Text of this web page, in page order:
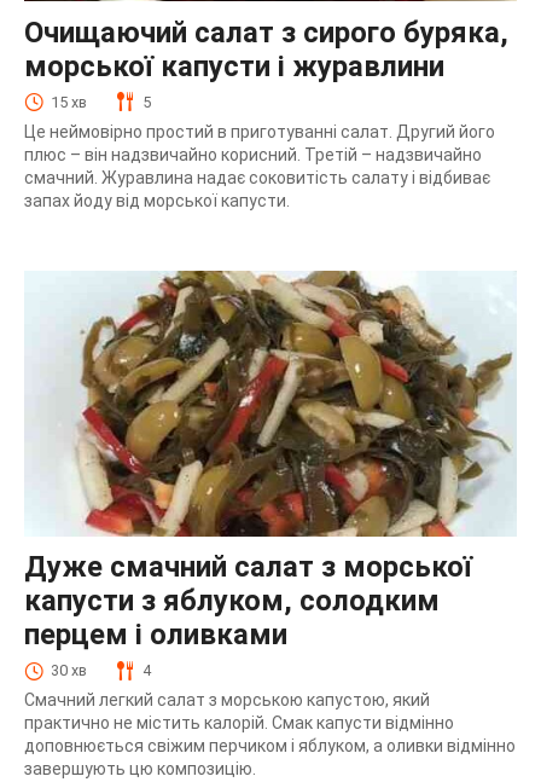
Очищаючий салат з сирого буряка,
морської капусти і журавлини
15 хв 5
Це неймовірно простий в приготуванні салат. Другий його
плюс – він надзвичайно корисний. Третій – надзвичайно
смачний. Журавлина надає соковитість салату і відбиває
запах йоду від морської капусти.
Дуже смачний салат з морської
капусти з яблуком, солодким
перцем і оливками
30 хв 4
Смачний легкий салат з морською капустою, який
практично не містить калорій. Смак капусти відмінно
доповнюється свіжим перчиком і яблуком, а оливки відмінно
завершують цю композицію.